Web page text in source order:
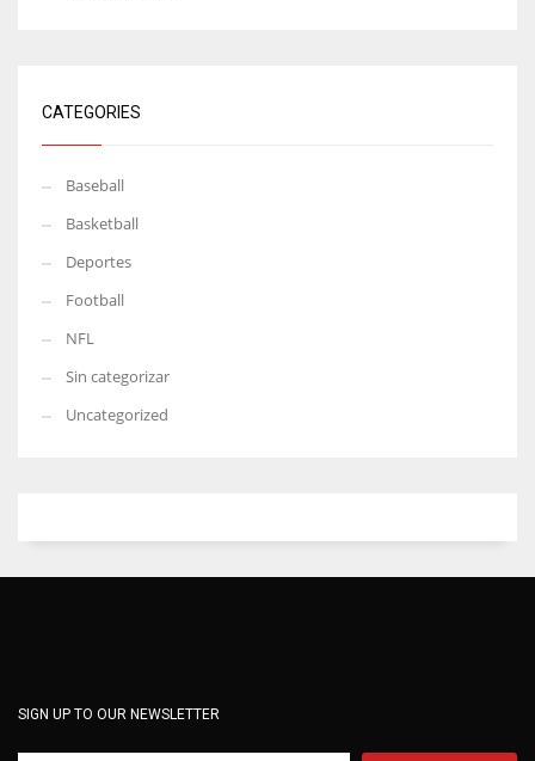
CATEGORIES
Baseball
Basketball
Deportes
Football
NFL
Sin categorizar
Uncategorized
SIGN UP TO OUR NEWSLETTER